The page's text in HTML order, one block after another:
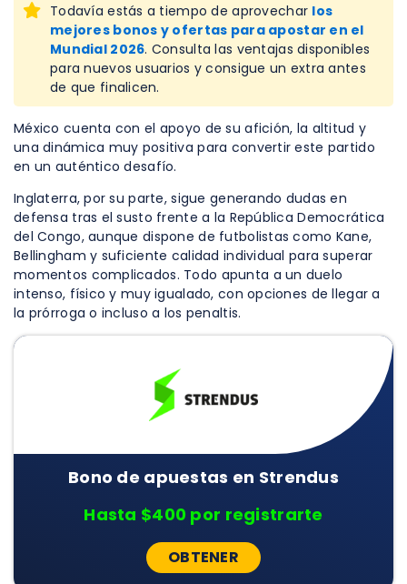
Todavía estás a tiempo de aprovechar los
mejores bonos y ofertas para apostar en el
Mundial 2026. Consulta las ventajas disponibles
para nuevos usuarios y consigue un extra antes
de que finalicen.
México cuenta con el apoyo de su afición, la altitud y
una dinámica muy positiva para convertir este partido
en un auténtico desafío.
Inglaterra, por su parte, sigue generando dudas en
defensa tras el susto frente a la República Democrática
del Congo, aunque dispone de futbolistas como Kane,
Bellingham y suficiente calidad individual para superar
momentos complicados. Todo apunta a un duelo
intenso, físico y muy igualado, con opciones de llegar a
la prórroga o incluso a los penaltis.
Bono de apuestas en Strendus
Hasta $400 por registrarte
OBTENER